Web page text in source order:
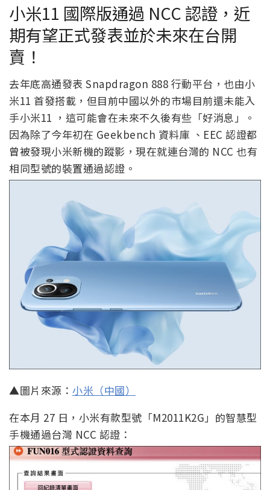
小米11 國際版通過 NCC 認證，近
期有望正式發表並於未來在台開
賣！
去年底高通發表 Snapdragon 888 行動平台，也由小
米11 首發搭載，但目前中國以外的市場目前還未能入
手小米11 ，這可能會在未來不久後有些「好消息」。
因為除了今年初在 Geekbench 資料庫 、EEC 認證都
曾被發現小米新機的蹤影，現在就連台灣的 NCC 也有
相同型號的裝置通過認證。
▲圖片來源： 小米（中國）
在本月 27 日，小米有款型號「M2011K2G」的智慧型
手機通過台灣 NCC 認證：